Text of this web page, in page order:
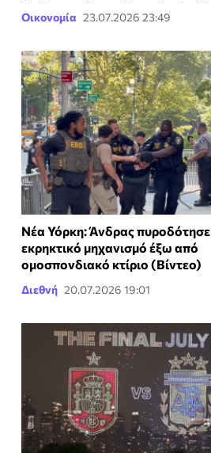
Οικονομία 23.07.2026 23:49
Νέα Υόρκη: Άνδρας πυροδότησε
εκρηκτικό μηχανισμό έξω από
ομοσπονδιακό κτίριο (Βίντεο)
Διεθνή 20.07.2026 19:01